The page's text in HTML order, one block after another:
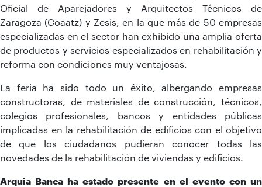
Oficial de Aparejadores y Arquitectos Técnicos de
Zaragoza (Coaatz) y Zesis, en la que más de 50 empresas
especializadas en el sector han exhibido una amplia oferta
de productos y servicios especializados en rehabilitación y
reforma con condiciones muy ventajosas.
La feria ha sido todo un éxito, albergando empresas
constructoras, de materiales de construcción, técnicos,
colegios profesionales, bancos y entidades públicas
implicadas en la rehabilitación de edificios con el objetivo
de que los ciudadanos pudieran conocer todas las
novedades de la rehabilitación de viviendas y edificios.
Arquia Banca ha estado presente en el evento con un